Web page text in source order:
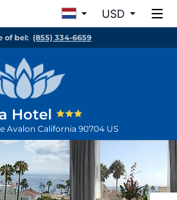
USD
of bel: (855) 334-6659
Hotel
Avalon California 90704 US